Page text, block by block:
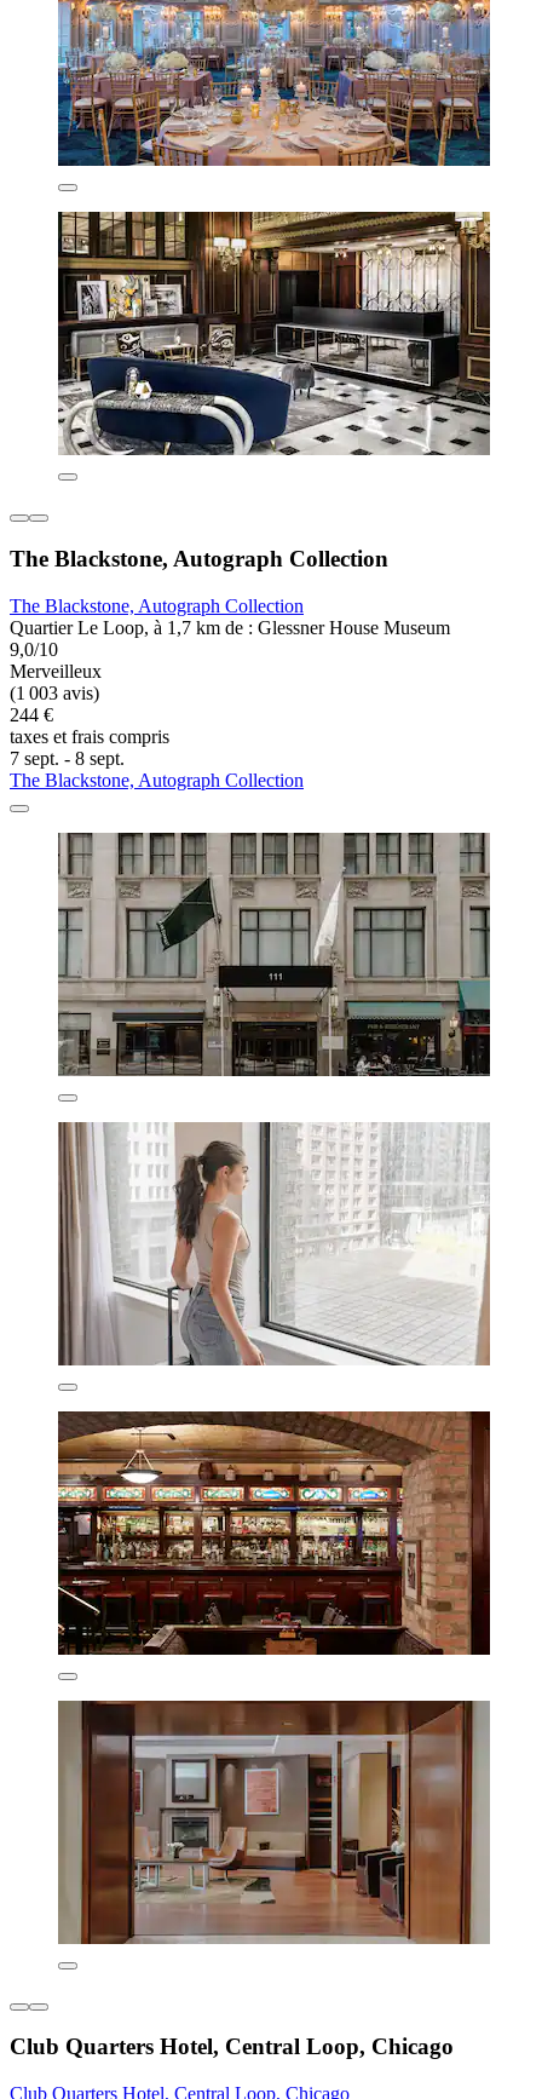
The Blackstone, Autograph Collection
The Blackstone, Autograph Collection
Quartier Le Loop, à 1,7 km de : Glessner House Museum
9,0/10
Merveilleux
(1 003 avis)
244 €
taxes et frais compris
7 sept. - 8 sept.
The Blackstone, Autograph Collection
Club Quarters Hotel, Central Loop, Chicago
Club Quarters Hotel, Central Loop, Chicago